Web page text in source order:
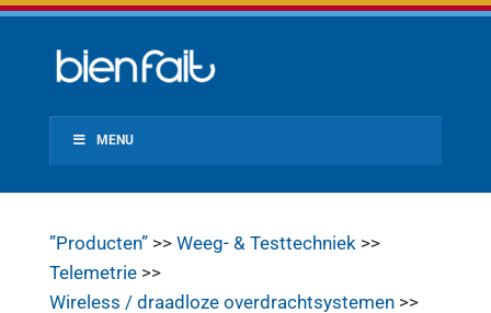
MENU
”Producten”>> Weeg- & Testtechniek>>
Telemetrie>>
Wireless / draadloze overdrachtsystemen>>